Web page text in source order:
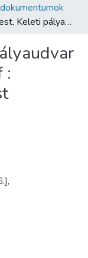
55. Budapest, Keleti pályaudvar Budapest, Ostbahnhof : Budapest, Gare de l'Est
: